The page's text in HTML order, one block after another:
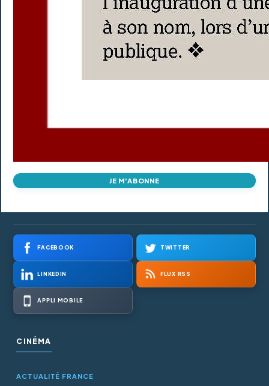
JE M'ABONNE
FACEBOOK TWITTER
LINKEDIN FLUX RSS
APPLI MOBILE
CINÉMA
ACTUALITÉ FRANCE